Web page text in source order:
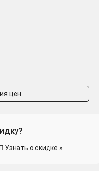
цен
Узнать о скидке »